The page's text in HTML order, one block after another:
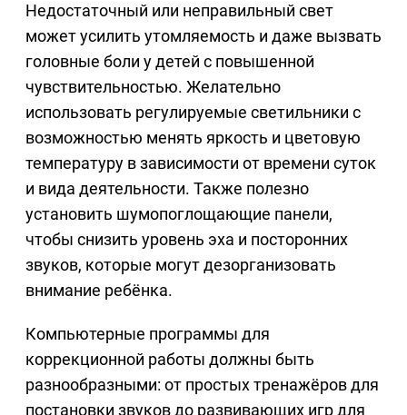
Недостаточный или неправильный свет
может усилить утомляемость и даже вызвать
головные боли у детей с повышенной
чувствительностью. Желательно
использовать регулируемые светильники с
возможностью менять яркость и цветовую
температуру в зависимости от времени суток
и вида деятельности. Также полезно
установить шумопоглощающие панели,
чтобы снизить уровень эха и посторонних
звуков, которые могут дезорганизовать
внимание ребёнка.
Компьютерные программы для
коррекционной работы должны быть
разнообразными: от простых тренажёров для
постановки звуков до развивающих игр для